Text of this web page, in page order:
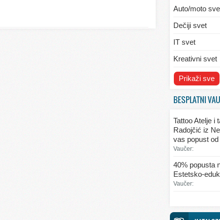
Auto/moto
Dečiji svet
IT svet
Kreativni svet
Svet ekologije
Svet
Svet lepote
Svet mode
Prikaži sve
BESPLATNI
Tattoo Atelje i
Radojčić iz
vas popust
Vaučer:
40% popusta
Estetsko-
Vaučer: